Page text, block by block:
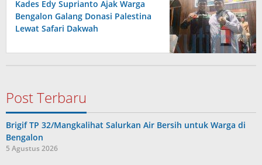
Kades Edy Suprianto Ajak Warga
Bengalon Galang Donasi Palestina
Lewat Safari Dakwah
Post Terbaru
Brigif TP 32/Mangkalihat Salurkan Air Bersih untuk Warga di
Bengalon
5 Agustus 2026